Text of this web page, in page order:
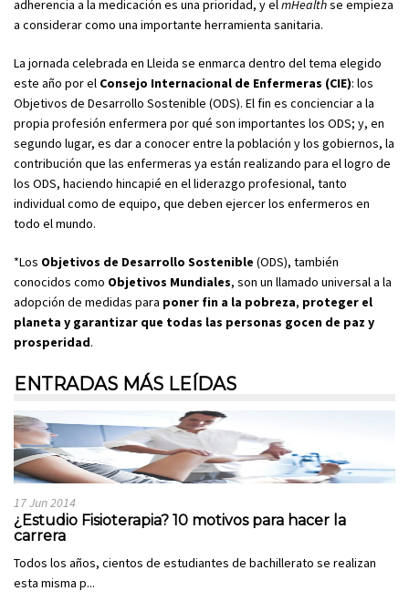
adherencia a la medicación es una prioridad, y elmHealthse empieza
a considerar como una importante herramienta sanitaria.
La jornada celebrada en Lleida se enmarca dentro del tema elegido
este año por el Consejo Internacional de Enfermeras (CIE): los
Objetivos de Desarrollo Sostenible (ODS). El fin es concienciar a la
propia profesión enfermera por qué son importantes los ODS; y, en
segundo lugar, es dar a conocer entre la población y los gobiernos, la
contribución que las enfermeras ya están realizando para el logro de
los ODS, haciendo hincapié en el liderazgo profesional, tanto
individual como de equipo, que deben ejercer los enfermeros en
todo el mundo.
*Los Objetivos de Desarrollo Sostenible (ODS), también
conocidos como Objetivos Mundiales, son un llamado universal a la
adopción de medidas para poner fin a la pobreza, proteger el
planeta y garantizar que todas las personas gocen de paz y
prosperidad.
ENTRADAS MÁS LEÍDAS
17 Jun 2014
¿Estudio Fisioterapia? 10 motivos para hacer la
carrera
Todos los años, cientos de estudiantes de bachillerato se realizan
esta misma p...